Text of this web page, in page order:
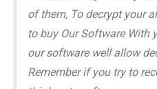
of them, To decrypt your
to buy Our Software With
our software well allow
Remember if you try to